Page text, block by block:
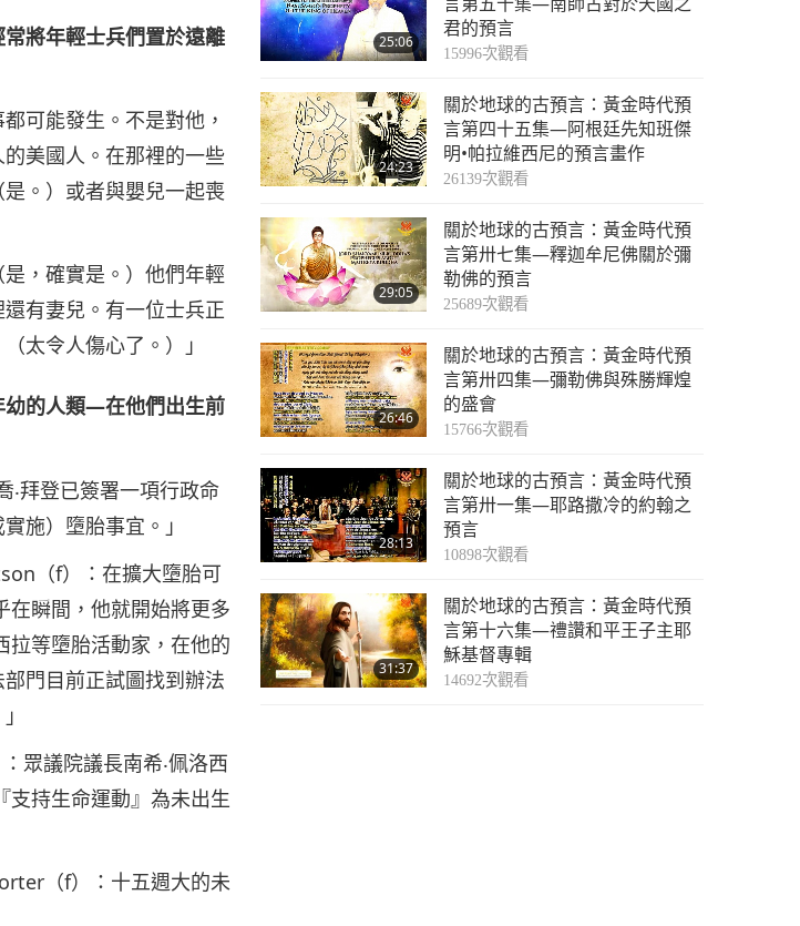
將年輕士兵們置於遠離
可能發生。不是對他，
美國人。在那裡的一些
。）或者與嬰兒一起喪
，確實是。）他們年輕
有妻兒。有一位士兵正
太令人傷心了。）」
幼的人類—在他們出生前
‧拜登已簽署一項行政命
施）墮胎事宜。」
（f）：在擴大墮胎可
在瞬間，他就開始將更多
拉等墮胎活動家，在他的
門目前正試圖找到辦法
眾議院議長南希‧佩洛西
支持生命運動』為未出生
（f）：十五週大的未
25:06
君的預言
15996次觀看
24:23
關於地球的古預言：黃金時代預
言第四十五集—阿根廷先知班傑
明•帕拉維西尼的預言畫作
26139次觀看
29:05
關於地球的古預言：黃金時代預
言第卅七集—釋迦牟尼佛關於彌
勒佛的預言
25689次觀看
26:46
關於地球的古預言：黃金時代預
言第卅四集—彌勒佛與殊勝輝煌
的盛會
15766次觀看
28:13
關於地球的古預言：黃金時代預
言第卅一集—耶路撒冷的約翰之
預言
10898次觀看
31:37
關於地球的古預言：黃金時代預
言第十六集—禮讚和平王子主耶
穌基督專輯
14692次觀看